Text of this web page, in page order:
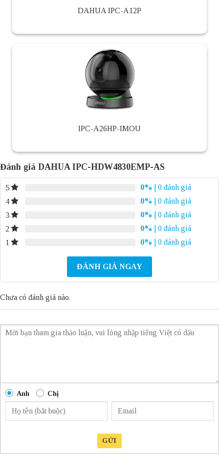
DAHUA IPC-A12P
IPC-A26HP-IMOU
Đánh giá DAHUA IPC-HDW4830EMP-AS
5 0%
| 0 đánh giá
4
0%
| 0 đánh giá
3
0%
| 0 đánh giá
2
0%
| 0 đánh giá
1
0% | 0 đánh giá
ĐÁNH GIÁ NGAY
Chưa có đánh giá nào.
Anh Chị
GỬI